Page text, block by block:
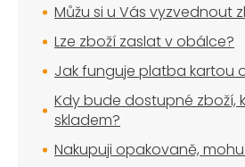
Můžu si u Vás vyzvednout
Lze zboží zaslat v obálce?
Jak funguje platba kartou
Kdy bude dostupné zboží,
skladem?
Nakupuji opakovaně,